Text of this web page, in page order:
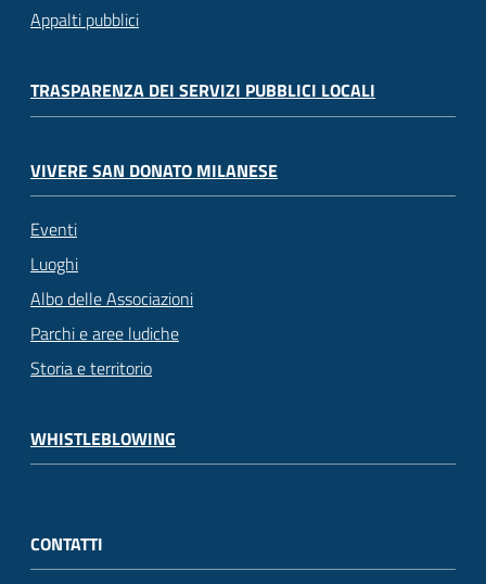
Appalti pubblici
TRASPARENZA DEI SERVIZI PUBBLICI LOCALI
VIVERE SAN DONATO MILANESE
Eventi
Luoghi
Albo delle Associazioni
Parchi e aree ludiche
Storia e territorio
WHISTLEBLOWING
CONTATTI